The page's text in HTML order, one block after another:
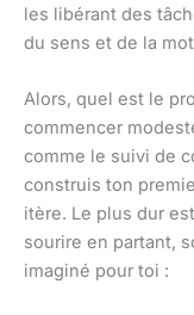
les libérant des
du sens et de la
Alors, quel est le
commencer
comme le suivi de
construis ton
itère. Le plus dur
sourire en partant,
imaginé pour toi :